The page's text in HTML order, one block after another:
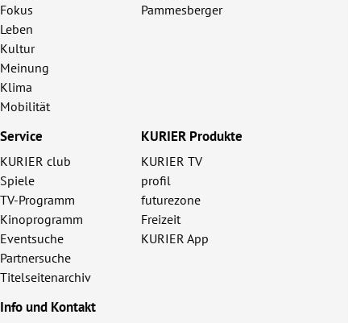
Fokus
Leben
Kultur
Meinung
Klima
Mobilität
Pammesberger
Service
KURIER club
Spiele
TV-Programm
Kinoprogramm
Eventsuche
Partnersuche
Titelseitenarchiv
KURIER Produkte
KURIER TV
profil
futurezone
Freizeit
KURIER App
Info und Kontakt